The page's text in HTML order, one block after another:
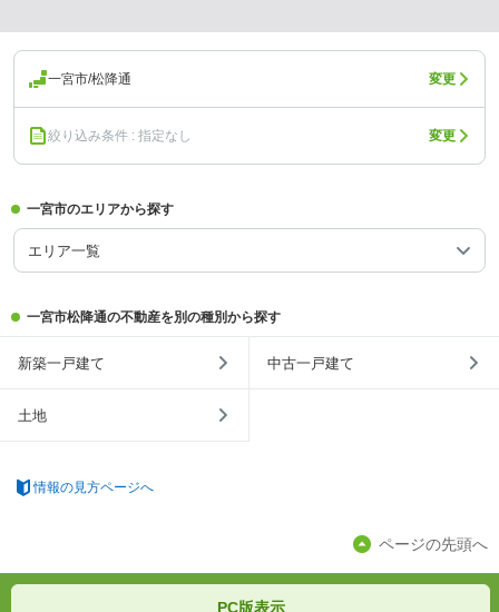
一宮市/松降通 変更
絞り込み条件 : 指定なし 変更
一宮市のエリアから探す
エリア一覧
一宮市松降通の不動産を別の種別から探す
新築一戸建て 中古一戸建て
土地
情報の見方ページへ
ページの先頭へ
PC版表示